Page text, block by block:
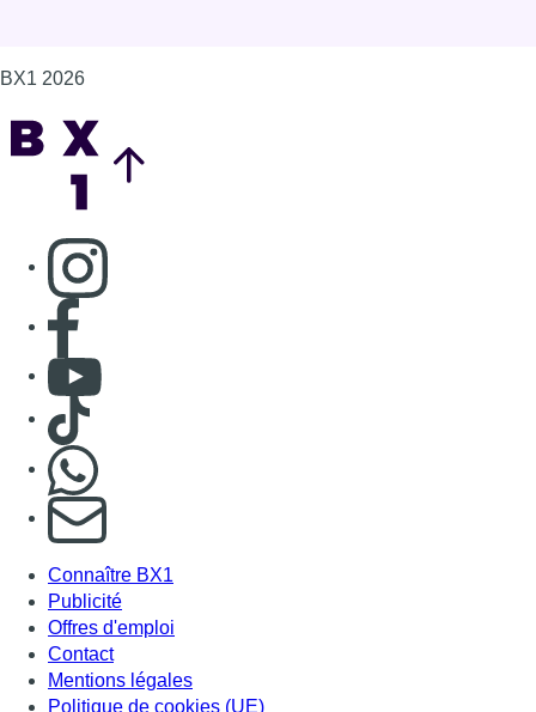
BX1 2026
Consulter page Instagram
Consulter page Facebook
Consulter Youtube
Consulter TikTok
S'abonner à notre newsletter
Connaître BX1
Publicité
Offres d'emploi
Contact
Mentions légales
Politique de cookies (UE)